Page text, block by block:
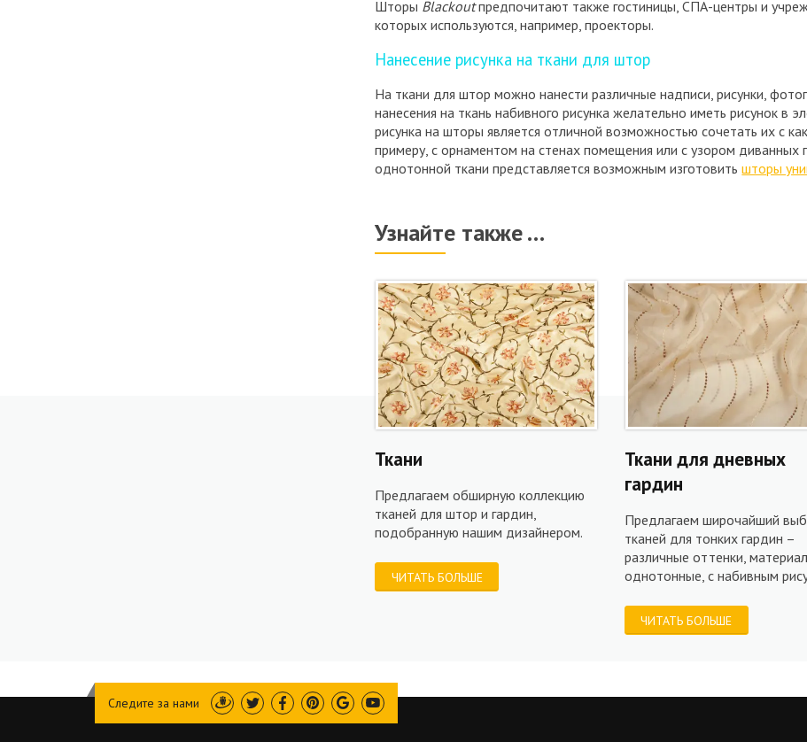
Шторы Blackoutпредпочитают также гостиницы, СПА-центры и
которых используются, например, проекторы.
Нанесение рисунка на ткани для штор
На ткани для штор можно нанести различные надписи, рисунки,
нанесения на ткань набивного рисунка желательно иметь рисунок в
рисунка на шторы является отличной возможностью сочетать их с
примеру, с орнаментом на стенах помещения или с узором
однотонной ткани представляется возможным изготовитьшторы
Узнайте также …
Ткани
Предлагаем обширную коллекцию
тканей для штор и гардин,
подобранную нашим дизайнером.
ЧИТАТЬ БОЛЬШЕ
Ткани для дневных
гардин
Предлагаем широчайший
тканей для тонких гардин –
различные оттенки,
однотонные, с набивным
ЧИТАТЬ БОЛЬШЕ
Следите за нами Draugiem
TwitterFacebookPinterest
GoogleYoutube